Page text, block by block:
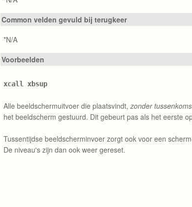
Common velden gevuld bij terugkeer
*N/A
Voorbeelden
xcall xbsup
Alle beeldschermuitvoer die plaatsvindt,zonder
het beeldscherm gestuurd. Dit gebeurt pas als het eerste
Tussentijdse beeldscherminvoer zorgt ook voor een
De niveau's zijn dan ook weer gereset.